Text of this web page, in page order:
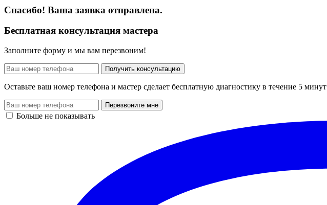
Спасибо! Ваша заявка отправлена.
Бесплатная консультация мастера
Заполните форму и мы вам перезвоним!
Получить консультацию
Оставьте ваш номер телефона и мастер сделает бесплатную диагностику в течение 5 минут
Перезвоните мне
Больше не показывать